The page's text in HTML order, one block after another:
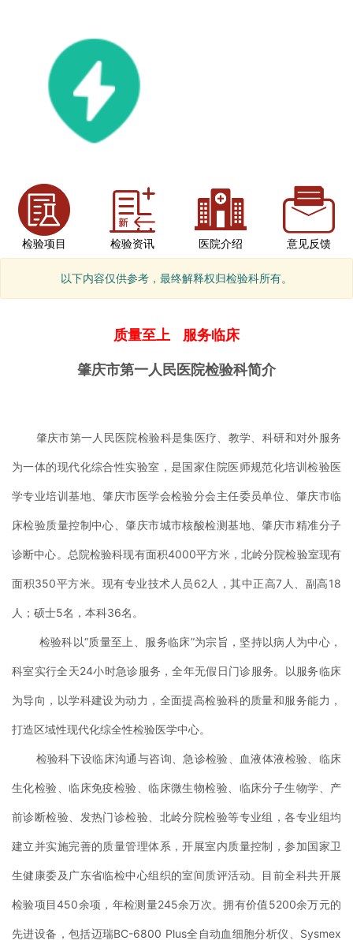
检验项目 检验资讯 医院介绍 意见反馈
以下内容仅供参考，最终解释权归检验科所有。
质量至上 服务临床
肇庆市第一人民医院检验科简介
肇庆市第一人民医院检验科是集医疗、教学、科研和对外服务
为一体的现代化综合性实验室，是国家住院医师规范化培训检验医
学专业培训基地、肇庆市医学会检验分会主任委员单位 肇庆市临
床检验质量控制中心、肇庆市城市核酸检测基地、肇庆市精准分子
诊断中心。总院检验科现有面积4000平方米，北岭分院检验室现有
面积350平方米。现有专业技术人员62人，其中正高7人、副高18
人；硕士5名，本科36名。
检验科以“质量至上、服务临床”为宗旨，坚持以病人为中心，
科室实行全天24小时急诊服务，全年无假日门诊服务。以服务临床
为导向，以学科建设为动力，全面提高检验科的质量和服务能力，
打造区域性现代化综全性检验医学中心。
检验科下设临床沟通与咨询、急诊检验、血液体液检验、临床
生化检验、临床免疫检验、临床微生物检验、临床分子生物学、产
前诊断检验、发热门诊检验、北岭分院检验等专业组，各专业组均
建立并实施完善的质量管理体系，开展室内质量控制，参加国家卫
生健康委及广东省临检中心组织的室间质评活动。目前全科共开展
检验项目450余项，年检测量245余万次。拥有价值5200余万元的
先进设备，包括迈瑞BC-6800 Plus全自动血细胞分析仪、Sysmex